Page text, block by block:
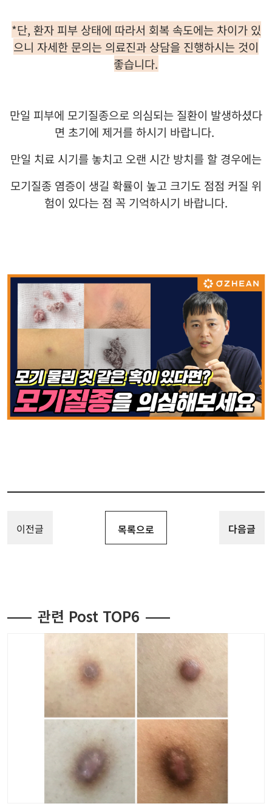
*단, 환자 피부 상태에 따라서 회복 속도에는 차이가 있
으니 자세한 문의는 의료진과 상담을 진행하시는 것이
좋습니다.
만일 피부에 모기질종으로 의심되는 질환이 발생하셨다
면 초기에 제거를 하시기 바랍니다.
만일 치료 시기를 놓치고 오랜 시간 방치를 할 경우에는
모기질종 염증이 생길 확률이 높고 크기도 점점 커질 위
험이 있다는 점 꼭 기억하시기 바랍니다.
이전글 목록으로 다음글
관련 Post TOP6